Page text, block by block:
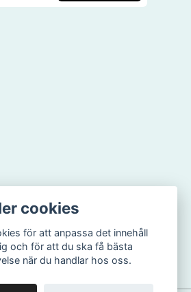
cookies
för att anpassa det innehåll
och för att du ska få bästa
när du handlar hos oss.